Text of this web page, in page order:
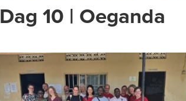
Dag 10 | Oeganda